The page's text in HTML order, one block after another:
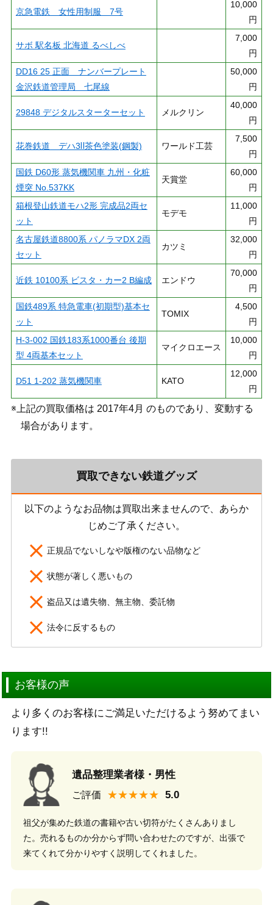
京急電鉄 女性用制服 7号
10,000
円
サボ 駅名板 北海道 るべしべ
7,000
円
DD16 25 正面 ナンバープレート
金沢鉄道管理局 七尾線
50,000
円
29848 デジタルスターターセット メルクリン
40,000
円
花巻鉄道 デハ3Ⅱ茶色塗装(鋼製) ワールド工芸
7,500
円
国鉄 D60形 蒸気機関車 九州・化粧
煙突 No.537KK
天賞堂
60,000
円
箱根登山鉄道モハ2形 完成品2両セ
ット
モデモ
11,000
円
名古屋鉄道8800系 パノラマDX 2両
セット
カツミ
32,000
円
近鉄 10100系 ビスタ・カー2 B編成 エンドウ
70,000
円
国鉄489系 特急電車(初期型)基本セ
ット
TOMIX
4,500
円
H-3-002 国鉄183系1000番台 後期
型 4両基本セット
マイクロエース
10,000
円
D51 1-202 蒸気機関車 KATO
12,000
円
※上記の買取価格は 2017年4月 のものであり、変動する
場合があります。
買取できない鉄道グッズ
以下のようなお品物は買取出来ませんので、あらか
じめご了承ください。
正規品でないしなや版権のない品物など
状態が著しく悪いもの
盗品又は遺失物、無主物、委託物
法令に反するもの
お客様の声
より多くのお客様にご満足いただけるよう努めてまい
ります!!
遺品整理業者様・男性
ご評価 ★★★★★
祖父が集めた鉄道の書籍や古い切符がたくさんありまし
た。売れるものか分からず問い合わせたのですが、出張で
来てくれて分かりやすく説明してくれました。